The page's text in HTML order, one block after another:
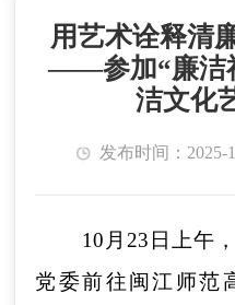
用艺术诠释清
——参加“廉洁
洁文化
发布时间：2025-
10月23日上午
党委前往闽江师范